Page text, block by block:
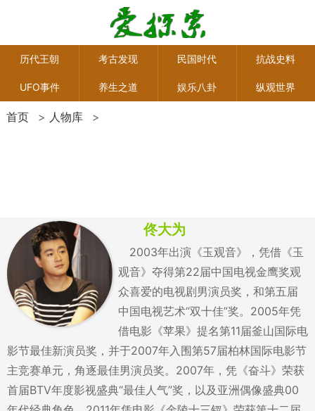
历代王朝 考古发现 民国时代 抗战史料
UFO事件 养生之道 娱乐八卦 纵观世界
首页 > 人物库 >
佟大为
2003年出演《玉观音》，凭借《玉
观音》夺得第22届中国电视金鹰奖观
众喜爱的电视剧男演员奖，和第五届
中国电视艺术“双十佳”奖。2005年凭
借电影《苹果》提名第11届釜山国际电
影节最佳新演员奖，并于2007年入围第57届柏林国际电影节
主竞赛单元，角逐最佳男演员奖。2007年，凭《奋斗》荣获
首届BTV年度影视盛典“最佳人气”奖，以及亚洲偶像盛典00